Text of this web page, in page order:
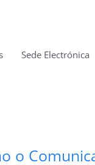
Sede Electrónica
o